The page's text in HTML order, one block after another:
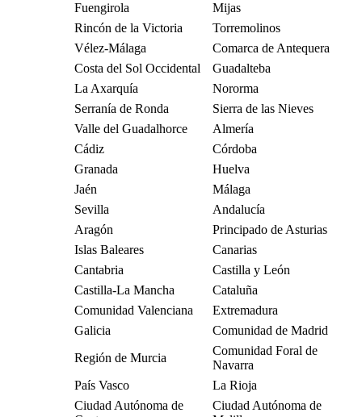
Fuengirola
Mijas
Rincón de la Victoria
Torremolinos
Vélez-Málaga
Comarca de Antequera
Costa del Sol Occidental
Guadalteba
La Axarquía
Nororma
Serranía de Ronda
Sierra de las Nieves
Valle del Guadalhorce
Almería
Cádiz
Córdoba
Granada
Huelva
Jaén
Málaga
Sevilla
Andalucía
Aragón
Principado de Asturias
Islas Baleares
Canarias
Cantabria
Castilla y León
Castilla-La Mancha
Cataluña
Comunidad Valenciana
Extremadura
Galicia
Comunidad de Madrid
Región de Murcia
Comunidad Foral de
Navarra
País Vasco
La Rioja
Ciudad Autónoma de
Ciudad Autónoma de